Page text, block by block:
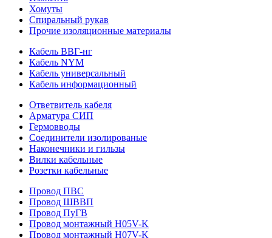
Хомуты
Спиральный рукав
Прочие изоляционные материалы
Кабель ВВГ-нг
Кабель NYM
Кабель универсальный
Кабель информационный
Ответвитель кабеля
Арматура СИП
Гермовводы
Соединители изолированые
Наконечники и гильзы
Вилки кабельные
Розетки кабельные
Провод ПВС
Провод ШВВП
Провод ПуГВ
Провод монтажный H05V-K
Провод монтажный H07V-K